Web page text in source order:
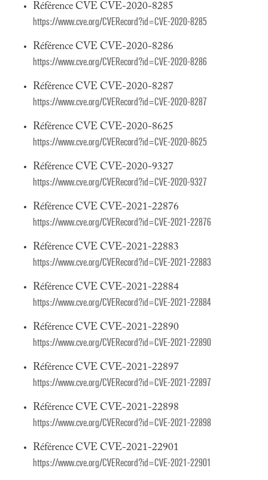
Référence CVE CVE-2020-8285
https://www.cve.org/CVERecord?id=CVE-2020-8285
Référence CVE CVE-2020-8286
https://www.cve.org/CVERecord?id=CVE-2020-8286
Référence CVE CVE-2020-8287
https://www.cve.org/CVERecord?id=CVE-2020-8287
Référence CVE CVE-2020-8625
https://www.cve.org/CVERecord?id=CVE-2020-8625
Référence CVE CVE-2020-9327
https://www.cve.org/CVERecord?id=CVE-2020-9327
Référence CVE CVE-2021-22876
https://www.cve.org/CVERecord?id=CVE-2021-22876
Référence CVE CVE-2021-22883
https://www.cve.org/CVERecord?id=CVE-2021-22883
Référence CVE CVE-2021-22884
https://www.cve.org/CVERecord?id=CVE-2021-22884
Référence CVE CVE-2021-22890
https://www.cve.org/CVERecord?id=CVE-2021-22890
Référence CVE CVE-2021-22897
https://www.cve.org/CVERecord?id=CVE-2021-22897
Référence CVE CVE-2021-22898
https://www.cve.org/CVERecord?id=CVE-2021-22898
Référence CVE CVE-2021-22901
https://www.cve.org/CVERecord?id=CVE-2021-22901